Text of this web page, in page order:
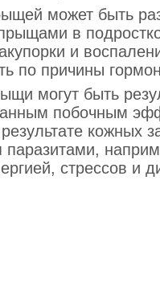
может быть
в
и
по причины
могут быть
побочным
кожных
паразитами,
стрессов и